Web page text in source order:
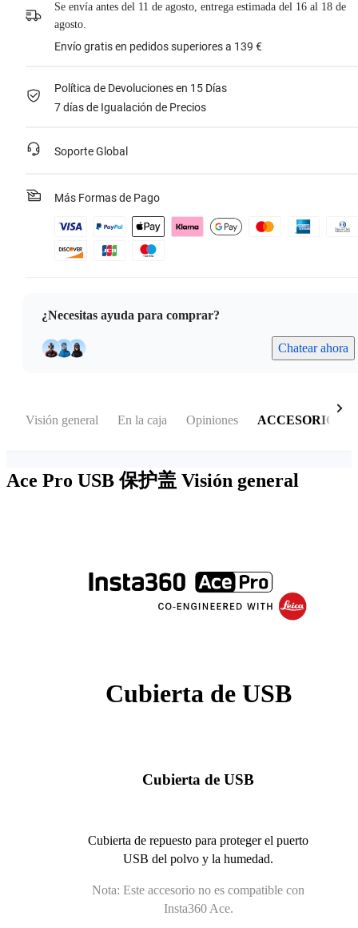
Se envía antes del 11 de agosto, entrega estimada del 16 al 18 de
agosto.
Envío gratis en pedidos superiores a 139 €
Política de Devoluciones en 15 Días
7 días de Igualación de Precios
Soporte Global
Más Formas de Pago
¿Necesitas ayuda para comprar?
Chatear ahora
Visión general En la caja Opiniones ACCESORIOS
Ace Pro USB 保护盖 Visión general
Cubierta de USB
Cubierta de USB
Cubierta de repuesto para proteger el puerto
USB del polvo y la humedad.
Nota: Este accesorio no es compatible con
Insta360 Ace.